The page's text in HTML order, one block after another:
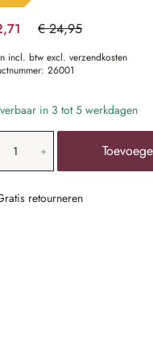
€ 24,95
(49.06% gespart)
incl. btw excl. verzendkosten
26001
in 3 tot 5 werkdagen
retourneren